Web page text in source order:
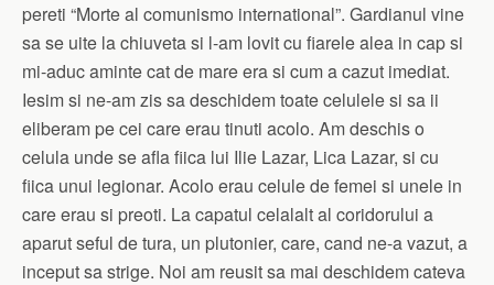
pereti “Morte al comunismo international”. Gardianul vine
sa se uite la chiuveta si l-am lovit cu fiarele alea in cap si
mi-aduc aminte cat de mare era si cum a cazut imediat.
Iesim si ne-am zis sa deschidem toate celulele si sa ii
eliberam pe cei care erau tinuti acolo. Am deschis o
celula unde se afla fiica lui Ilie Lazar, Lica Lazar, si cu
fiica unui legionar. Acolo erau celule de femei si unele in
care erau si preoti. La capatul celalalt al coridorului a
aparut seful de tura, un plutonier, care, cand ne-a vazut, a
inceput sa strige. Noi am reusit sa mai deschidem cateva